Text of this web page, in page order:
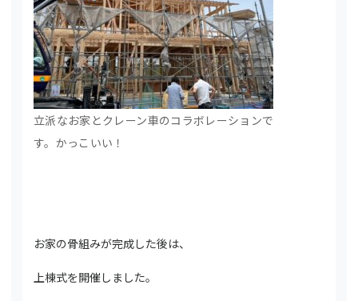
立派なお家とクレーン車のコラボレーションで
す。かっこいい！
お家の骨組みが完成した後は、
上棟式を開催しました。